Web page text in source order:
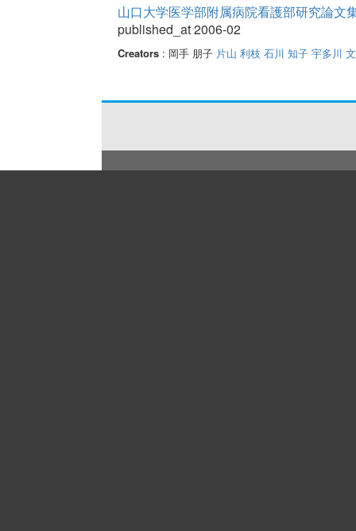
山口大学医学部附属病院看護部研究論文
published_at 2006-02
Creators: 岡手 朋子 片山 利枝 石川 知子 宇多川